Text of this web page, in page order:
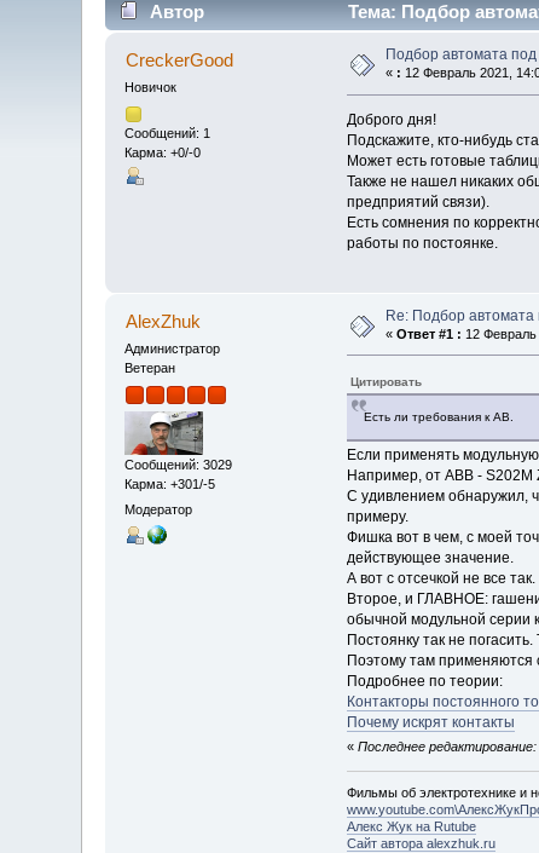
Автор Тема: Подбор
CreckerGood
Новичок
Сообщений: 1
Карма: +0/-0
Подбор автомата под
« : 12 Февраль 2021,
Доброго дня!
Подскажите, кто-нибудь
Может есть готовые
Также не нашел никаких
предприятий связи).
Есть сомнения по
работы по постоянке.
AlexZhuk
Администратор
Ветеран
Сообщений: 3029
Карма: +301/-5
Модератор
Re: Подбор автомата
«Ответ #1 : 12
Цитировать
Есть ли требования к АВ.
Если применять
Например, от АВВ - S202M
С удивлением обнаружил,
примеру.
Фишка вот в чем, с моей
действующее значение.
А вот с отсечкой не все
Второе, и ГЛАВНОЕ:
обычной модульной серии
Постоянку так не
Поэтому там применяются
Подробнее по теории:
Контакторы постоянного
Почему искрят контакты
« Последнее
Фильмы об электротехнике и
Алекс Жук на Rutube
Сайт автора alexzhuk.ru